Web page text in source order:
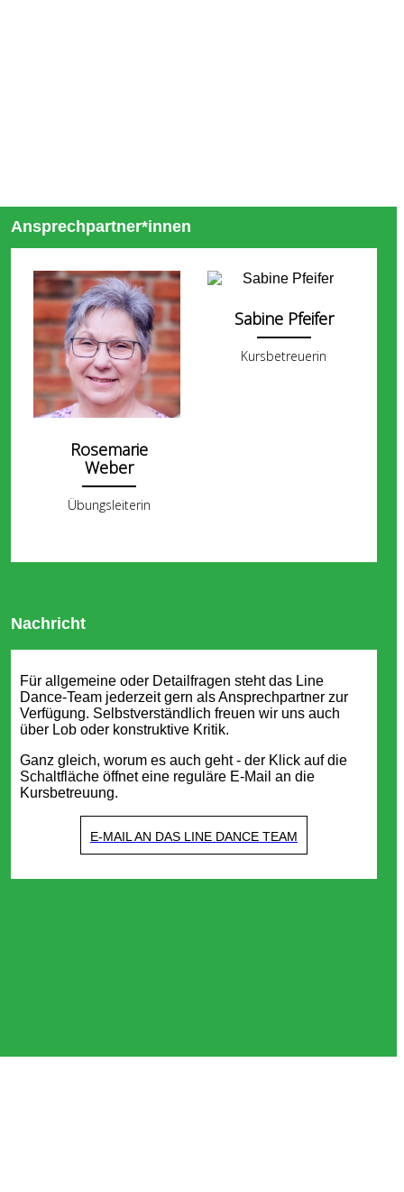
Ansprechpartner*innen
Rosemarie
Weber
Übungsleiterin
Sabine Pfeifer
Kursbetreuerin
Nachricht
Für allgemeine oder Detailfragen steht das Line
Dance-Team jederzeit gern als Ansprechpartner zur
Verfügung. Selbstverständlich freuen wir uns auch
über Lob oder konstruktive Kritik.
Ganz gleich, worum es auch geht - der Klick auf die
Schaltfläche öffnet eine reguläre E-Mail an die
Kursbetreuung.
E-MAIL AN DAS LINE DANCE TEAM